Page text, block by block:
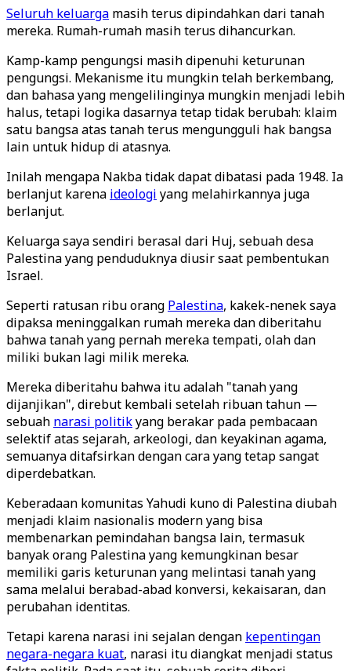
Seluruh keluarga masih terus dipindahkan dari tanah
mereka. Rumah-rumah masih terus dihancurkan.
Kamp-kamp pengungsi masih dipenuhi keturunan
pengungsi. Mekanisme itu mungkin telah berkembang,
dan bahasa yang mengelilinginya mungkin menjadi lebih
halus, tetapi logika dasarnya tetap tidak berubah: klaim
satu bangsa atas tanah terus mengungguli hak bangsa
lain untuk hidup di atasnya.
Inilah mengapa Nakba tidak dapat dibatasi pada 1948. Ia
berlanjut karena ideologi yang melahirkannya juga
berlanjut.
Keluarga saya sendiri berasal dari Huj, sebuah desa
Palestina yang penduduknya diusir saat pembentukan
Israel.
Seperti ratusan ribu orang Palestina, kakek-nenek saya
dipaksa meninggalkan rumah mereka dan diberitahu
bahwa tanah yang pernah mereka tempati, olah dan
miliki bukan lagi milik mereka.
Mereka diberitahu bahwa itu adalah "tanah yang
dijanjikan", direbut kembali setelah ribuan tahun —
sebuah narasi politikyang berakar pada pembacaan
selektif atas sejarah, arkeologi, dan keyakinan agama,
semuanya ditafsirkan dengan cara yang tetap sangat
diperdebatkan.
Keberadaan komunitas Yahudi kuno di Palestina diubah
menjadi klaim nasionalis modern yang bisa
membenarkan pemindahan bangsa lain, termasuk
banyak orang Palestina yang kemungkinan besar
memiliki garis keturunan yang melintasi tanah yang
sama melalui berabad-abad konversi, kekaisaran, dan
perubahan identitas.
Tetapi karena narasi ini sejalan dengan kepentingan
negara-negara kuat, narasi itu diangkat menjadi status